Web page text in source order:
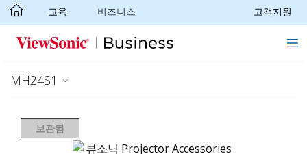
Skip to main content
교육 비즈니스 고객지원
MH24S1
보관됨